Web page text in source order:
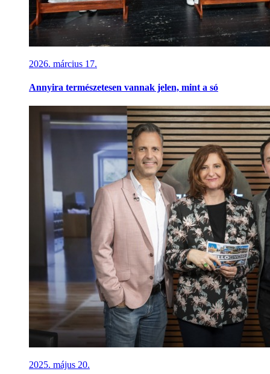
2026. március 17.
Annyira természetesen vannak jelen, mint a só
2025. május 20.